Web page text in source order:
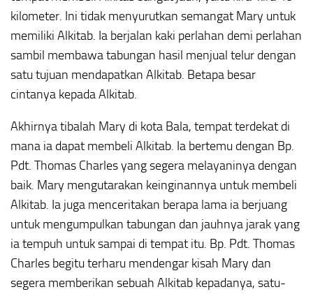
kilometer. Ini tidak menyurutkan semangat Mary untuk
memiliki Alkitab. Ia berjalan kaki perlahan demi perlahan
sambil membawa tabungan hasil menjual telur dengan
satu tujuan mendapatkan Alkitab. Betapa besar
cintanya kepada Alkitab.
Akhirnya tibalah Mary di kota Bala, tempat terdekat di
mana ia dapat membeli Alkitab. Ia bertemu dengan Bp.
Pdt. Thomas Charles yang segera melayaninya dengan
baik. Mary mengutarakan keinginannya untuk membeli
Alkitab. Ia juga menceritakan berapa lama ia berjuang
untuk mengumpulkan tabungan dan jauhnya jarak yang
ia tempuh untuk sampai di tempat itu. Bp. Pdt. Thomas
Charles begitu terharu mendengar kisah Mary dan
segera memberikan sebuah Alkitab kepadanya, satu-